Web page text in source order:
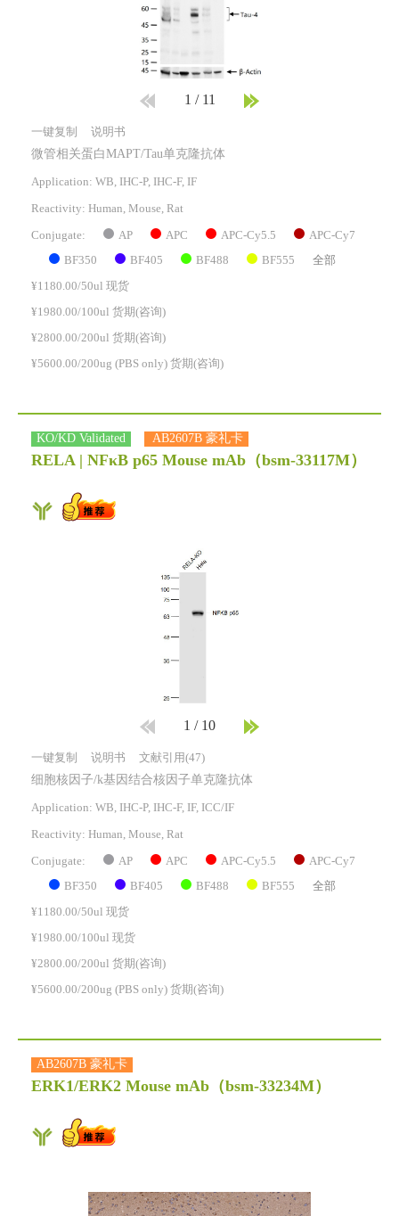
1 / 11
一键复制 说明书
微管相关蛋白MAPT/Tau单克隆抗体
Application: WB, IHC-P, IHC-F, IF
Reactivity: Human, Mouse, Rat
Conjugate: AP APC APC-Cy5.5 APC-Cy7
BF350 BF405 BF488 BF555 全部
¥1180.00/50ul 现货
¥1980.00/100ul 货期(咨询)
¥2800.00/200ul 货期(咨询)
¥5600.00/200ug (PBS only) 货期(咨询)
KO/KD Validated AB2607B 豪礼卡
RELA | NFκB p65 Mouse mAb （bsm-33117M）
1 / 10
一键复制 说明书 文献引用(47)
细胞核因子/k基因结合核因子单克隆抗体
Application: WB, IHC-P, IHC-F, IF, ICC/IF
Reactivity: Human, Mouse, Rat
Conjugate: AP APC APC-Cy5.5 APC-Cy7
BF350 BF405 BF488 BF555 全部
¥1180.00/50ul 现货
¥1980.00/100ul 现货
¥2800.00/200ul 货期(咨询)
¥5600.00/200ug (PBS only) 货期(咨询)
AB2607B 豪礼卡
ERK1/ERK2 Mouse mAb （bsm-33234M）